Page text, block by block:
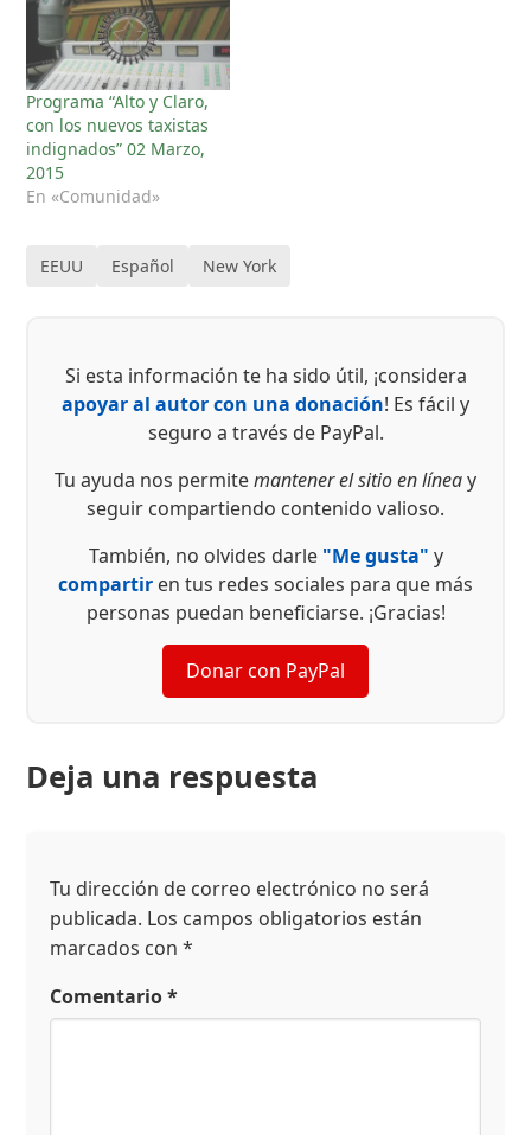
Programa “Alto y Claro,
con los nuevos taxistas
indignados” 02 Marzo,
2015
En «Comunidad»
EEUU Español New York
Si esta información te ha sido útil, ¡considera
apoyar al autor con una donación! Es fácil y
seguro a través de PayPal.
Tu ayuda nos permitemantener el sitio en líneay
seguir compartiendo contenido valioso.
También, no olvides darle "Me gusta" y
compartir en tus redes sociales para que más
personas puedan beneficiarse. ¡Gracias!
Donar con PayPal
Deja una respuesta
Tu dirección de correo electrónico no será
publicada. Los campos obligatorios están
marcados con*
Comentario*